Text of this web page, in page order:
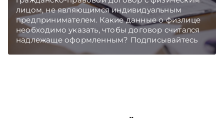
лицом, не являющимся индивидуальным
предпринимателем. Какие данные о физлице
необходимо указать, чтобы договор считался
надлежаще оформленным? Подписывайтесь
на Telegram‑канал и Viber. Главное об